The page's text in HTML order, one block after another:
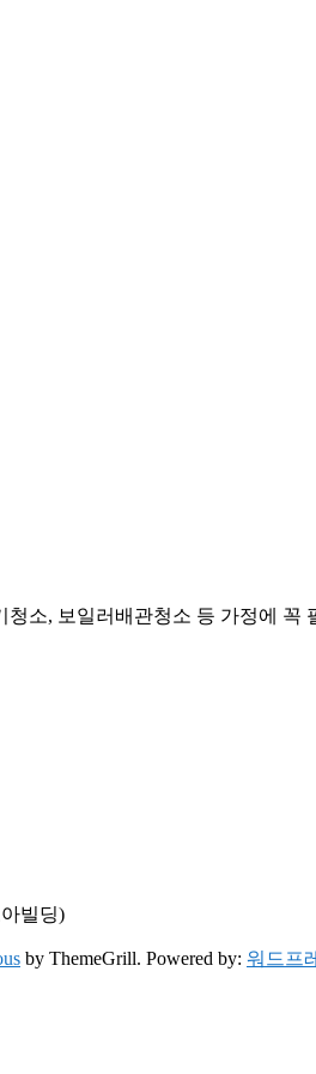
소, 보일러배관청소 등 가정에
빌딩)
by ThemeGrill. Powered by: 워드프